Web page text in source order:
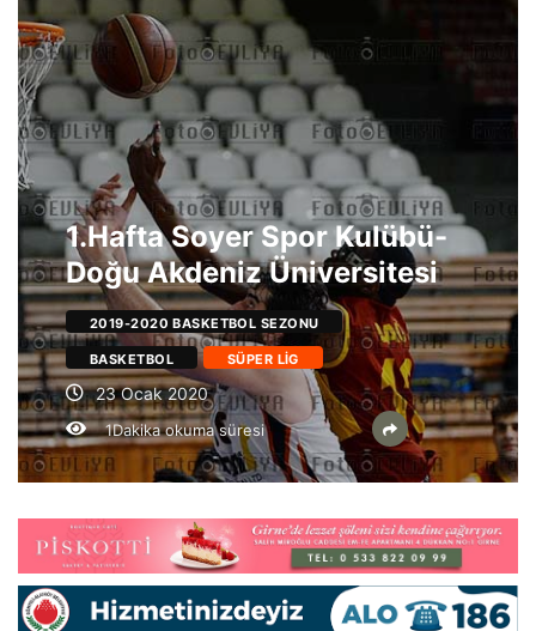
1.Hafta Soyer Spor Kulübü-
Doğu Akdeniz Üniversitesi
2019-2020 BASKETBOL SEZONU
BASKETBOL SÜPER LIG
23 Ocak 2020
1Dakika okuma süresi